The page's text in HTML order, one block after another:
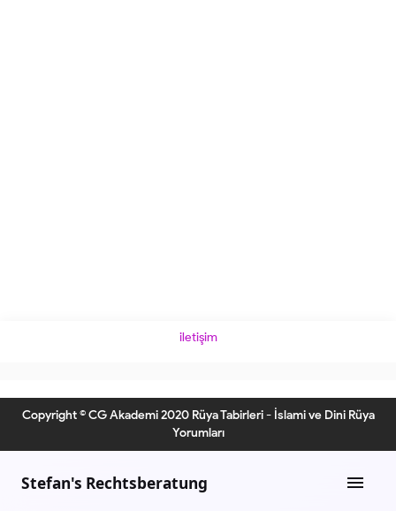
iletişim
Copyright © CG Akademi 2020 Rüya Tabirleri - İslami ve Dini Rüya
Yorumları